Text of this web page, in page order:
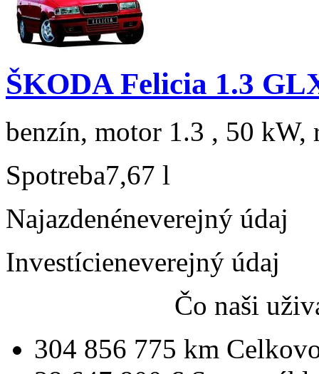
ŠKODA Felicia 1.3
benzín, motor 1.3 , 50 kW,
Spotreba7,67 l
Najazdenéneverejný údaj
Investícieneverejný údaj
Čo naši
304 856 775 km